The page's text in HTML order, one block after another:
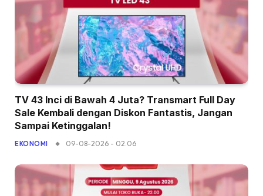
TV 43 Inci di Bawah 4 Juta? Transmart Full Day
Sale Kembali dengan Diskon Fantastis, Jangan
Sampai Ketinggalan!
EKONOMI 09-08-2026 - 02.06